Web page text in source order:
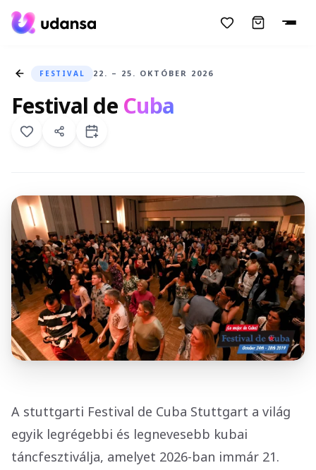
accessibility.skipToMainContent
FESTIVAL 22. – 25. OKTÓBER 2026
Festival de Cuba
A stuttgarti Festival de Cuba Stuttgart a világ
egyik legrégebbi és legnevesebb kubai
táncfesztiválja, amelyet 2026-ban immár 21.